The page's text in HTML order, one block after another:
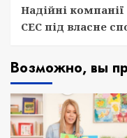
Надійні
СЕС під власне
Возможно, вы